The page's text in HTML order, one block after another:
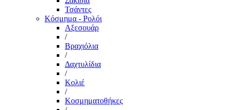
Τσάντες
Κόσμημα - Ρολόι
Αξεσουάρ
/
Βραχιόλια
/
Δαχτυλίδια
/
Κολιέ
/
Κοσμηματοθήκες